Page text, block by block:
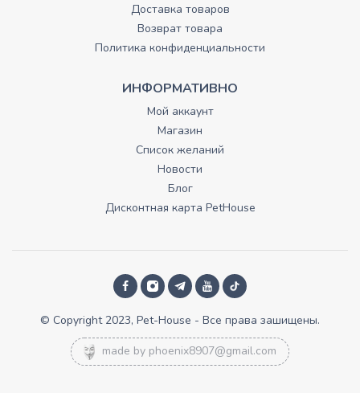
Доставка товаров
Возврат товара
Политика конфиденциальности
ИНФОРМАТИВНО
Мой аккаунт
Магазин
Список желаний
Новости
Блог
Дисконтная карта PetHouse
© Copyright 2023, Pet-House - Все права зашищены.
made by phoenix8907@gmail.com